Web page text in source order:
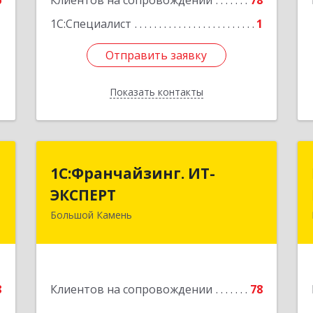
1С:Специалист
1
Отправить заявку
Показать контакты
Отправить заявку
Назад
1С:Франчайзинг. ИТ-
ЭКСПЕРТ
Большой Камень
Клиентов на сопровождении 78
1С:Франчайзинг. ИТ-
ЭКСПЕРТ
692806, Приморский край, Большой
Подробнее